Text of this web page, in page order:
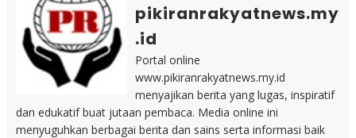
pikiranrakyatnews.my
.id
Portal online
www.pikiranrakyatnews.my.id
menyajikan berita yang lugas, inspiratif
dan edukatif buat jutaan pembaca. Media online ini
menyuguhkan berbagai berita dan sains serta informasi baik